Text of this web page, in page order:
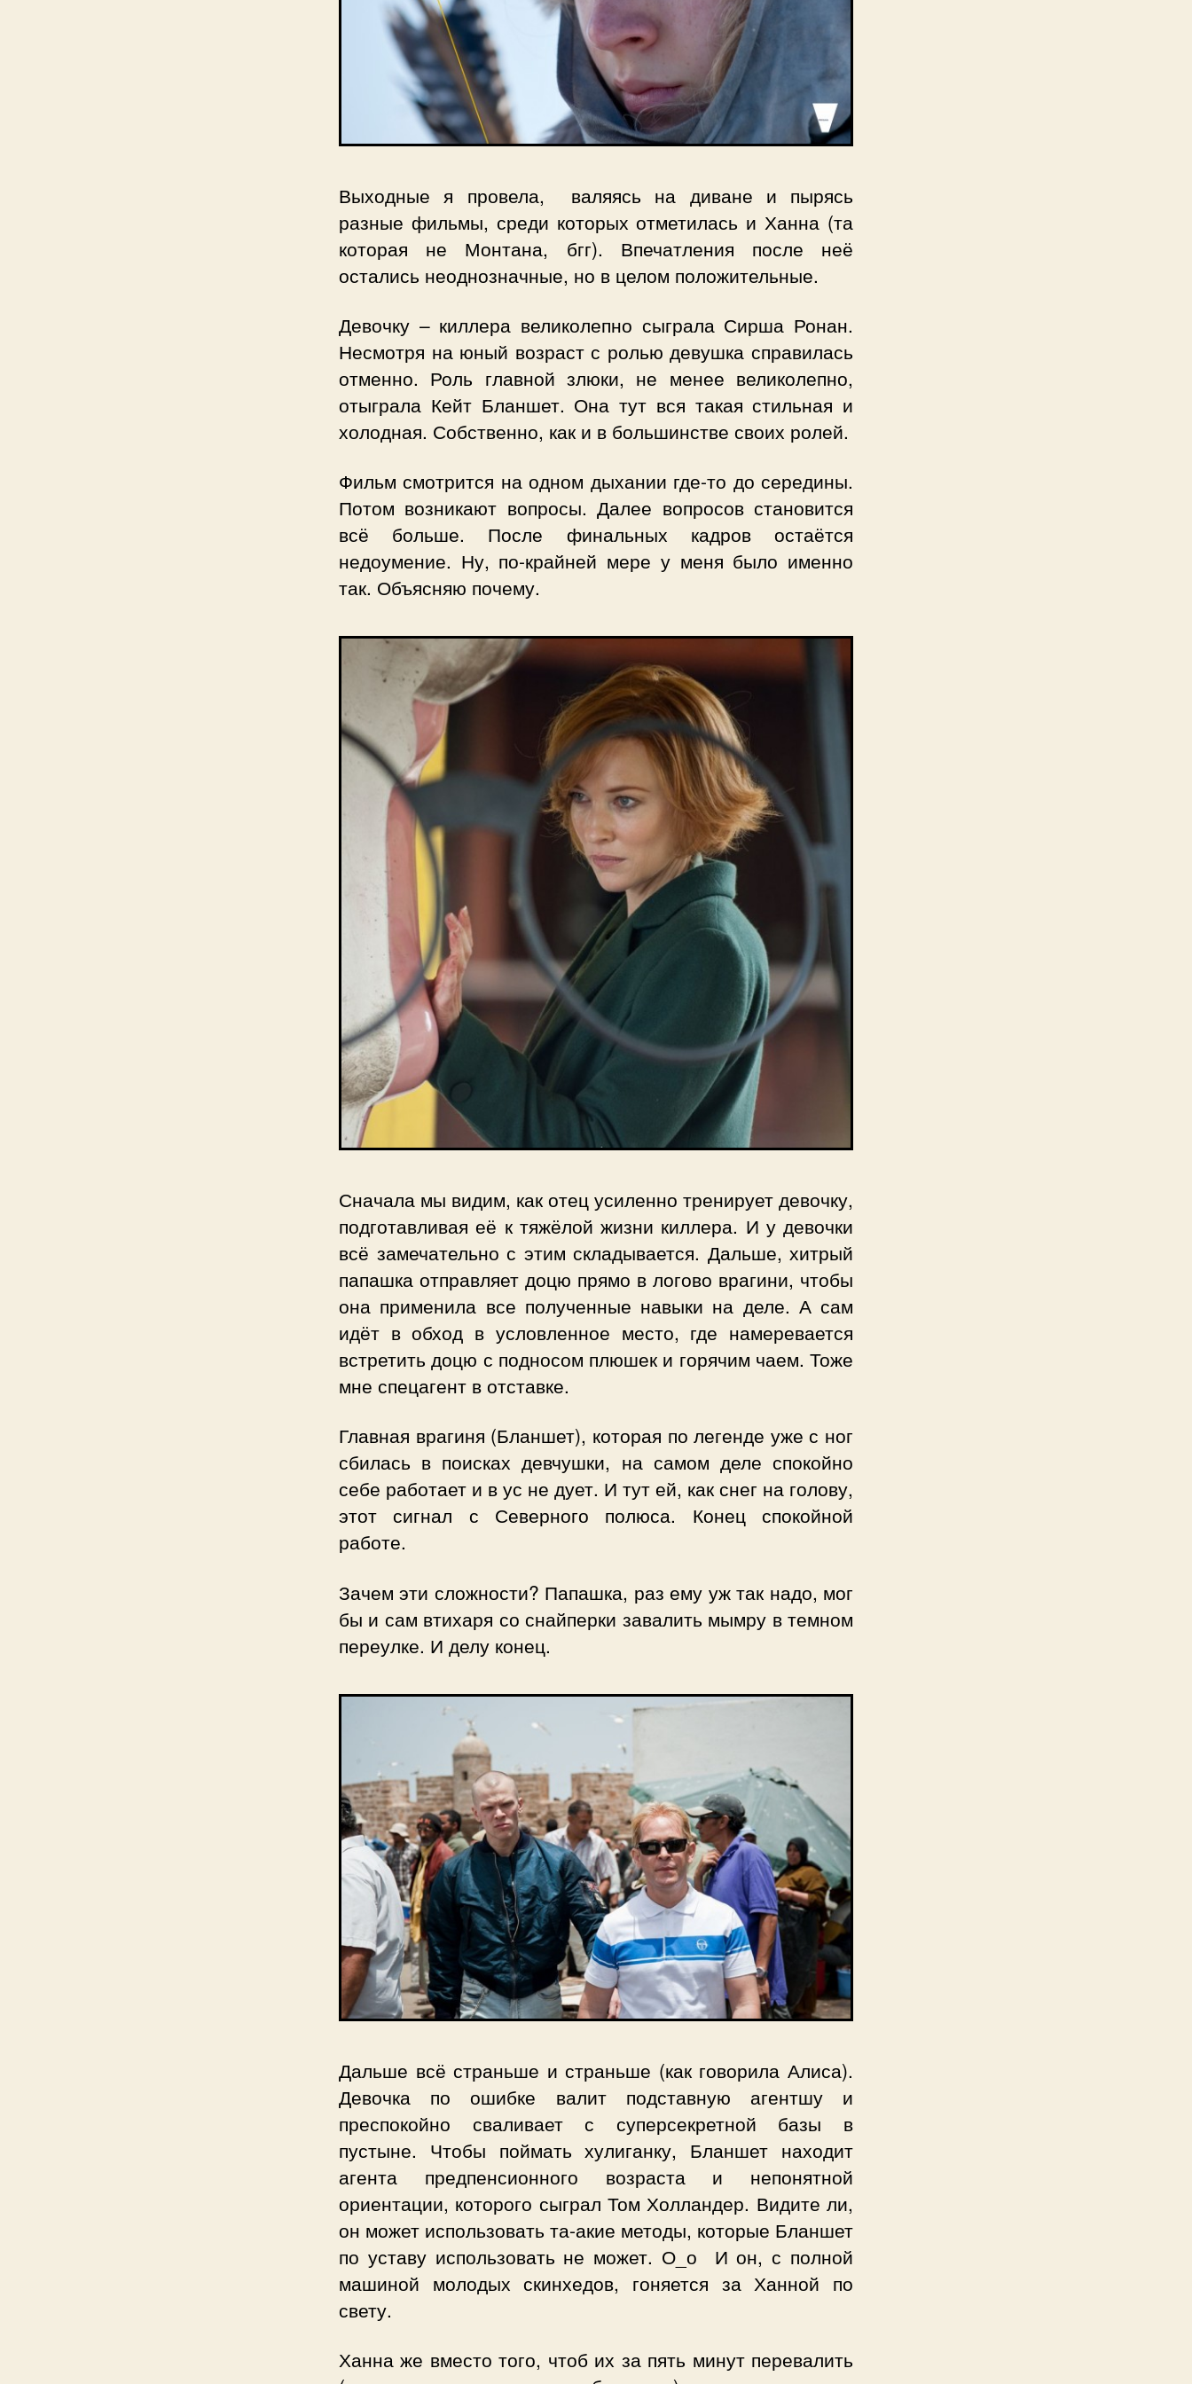
Выходные я провела, валяясь на диване и пырясь
разные фильмы, среди которых отметилась и Ханна (та
которая не Монтана, бгг). Впечатления после неё
остались неоднозначные, но в целом положительные.
Девочку – киллера великолепно сыграла Сирша Ронан.
Несмотря на юный возраст с ролью девушка справилась
отменно. Роль главной злюки, не менее великолепно,
отыграла Кейт Бланшет. Она тут вся такая стильная и
холодная. Собственно, как и в большинстве своих ролей.
Фильм смотрится на одном дыхании где-то до середины.
Потом возникают вопросы. Далее вопросов становится
всё больше. После финальных кадров остаётся
недоумение. Ну, по-крайней мере у меня было именно
так. Объясняю почему.
Сначала мы видим, как отец усиленно тренирует девочку,
подготавливая её к тяжёлой жизни киллера. И у девочки
всё замечательно с этим складывается. Дальше, хитрый
папашка отправляет доцю прямо в логово врагини, чтобы
она применила все полученные навыки на деле. А сам
идёт в обход в условленное место, где намеревается
встретить доцю с подносом плюшек и горячим чаем. Тоже
мне спецагент в отставке.
Главная врагиня (Бланшет), которая по легенде уже с ног
сбилась в поисках девчушки, на самом деле спокойно
себе работает и в ус не дует. И тут ей, как снег на голову,
этот сигнал с Северного полюса. Конец спокойной
работе.
Зачем эти сложности? Папашка, раз ему уж так надо, мог
бы и сам втихаря со снайперки завалить мымру в темном
переулке. И делу конец.
Дальше всё страньше и страньше (как говорила Алиса).
Девочка по ошибке валит подставную агентшу и
преспокойно сваливает с суперсекретной базы в
пустыне. Чтобы поймать хулиганку, Бланшет находит
агента предпенсионного возраста и непонятной
ориентации, которого сыграл Том Холландер. Видите ли,
он может использовать та-акие методы, которые Бланшет
по уставу использовать не может. О_о И он, с полной
машиной молодых скинхедов, гоняется за Ханной по
свету.
Ханна же вместо того, чтоб их за пять минут перевалить